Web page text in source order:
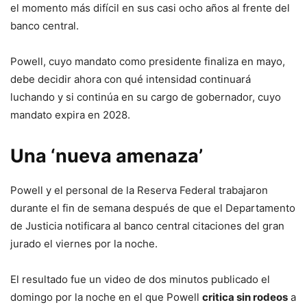
el momento más difícil en sus casi ocho años al frente del
banco central.
Powell, cuyo mandato como presidente finaliza en mayo,
debe decidir ahora con qué intensidad continuará
luchando y si continúa en su cargo de gobernador, cuyo
mandato expira en 2028.
Una ‘nueva amenaza’
Powell y el personal de la Reserva Federal trabajaron
durante el fin de semana después de que el Departamento
de Justicia notificara al banco central citaciones del gran
jurado el viernes por la noche.
El resultado fue un video de dos minutos publicado el
domingo por la noche en el que Powell critica sin rodeos a